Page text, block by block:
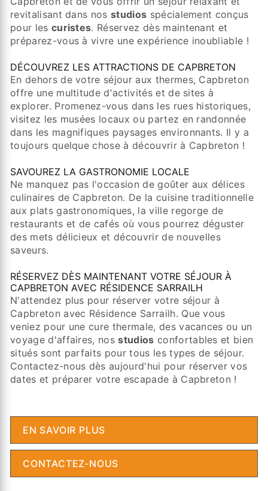
revitalisant dans nosstudios spécialement conçus
pour les curistes. Réservez dès maintenant et
préparez-vous à vivre une expérience inoubliable !
DÉCOUVREZ LES ATTRACTIONS DE CAPBRETON
En dehors de votre séjour aux thermes, Capbreton
offre une multitude d'activités et de sites à
explorer. Promenez-vous dans les rues historiques,
visitez les musées locaux ou partez en randonnée
dans les magnifiques paysages environnants. Il y a
toujours quelque chose à découvrir à Capbreton !
SAVOUREZ LA GASTRONOMIE LOCALE
Ne manquez pas l'occasion de goûter aux délices
culinaires de Capbreton. De la cuisine traditionnelle
aux plats gastronomiques, la ville regorge de
restaurants et de cafés où vous pourrez déguster
des mets délicieux et découvrir de nouvelles
saveurs.
RÉSERVEZ DÈS MAINTENANT VOTRE SÉJOUR À
CAPBRETON AVEC RÉSIDENCE SARRAILH
N'attendez plus pour réserver votre séjour à
Capbreton avec Résidence Sarrailh. Que vous
veniez pour une cure thermale, des vacances ou un
voyage d'affaires, nosstudios confortables et bien
situés sont parfaits pour tous les types de séjour.
Contactez-nous dès aujourd'hui pour réserver vos
dates et préparer votre escapade à Capbreton !
EN SAVOIR PLUS
CONTACTEZ-NOUS